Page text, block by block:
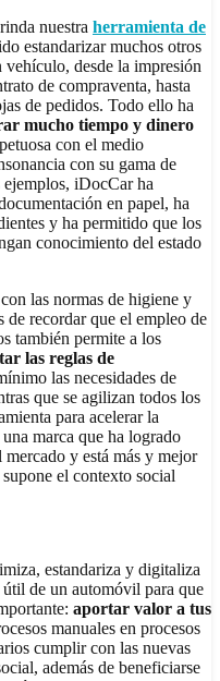
nuestra herramienta de
estandarizar muchos otros
vehículo, desde la impresión
de compraventa, hasta
de pedidos. Todo ello ha
mucho tiempo y dinero
con el medio
con su gama de
iDocCar ha
en papel, ha
y ha permitido que los
conocimiento del estado
las normas de higiene y
recordar que el empleo de
también permite a los
las reglas de
las necesidades de
que se agilizan todos los
para acelerar la
marca que ha logrado
y está más y mejor
el contexto social
estandariza y digitaliza
de un automóvil para que
aportar valor a tus
manuales en procesos
cumplir con las nuevas
además de beneficiarse